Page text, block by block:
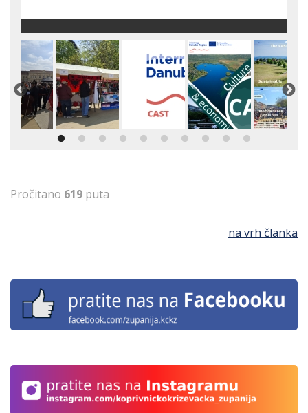
Pročitano 619 puta
na vrh članka